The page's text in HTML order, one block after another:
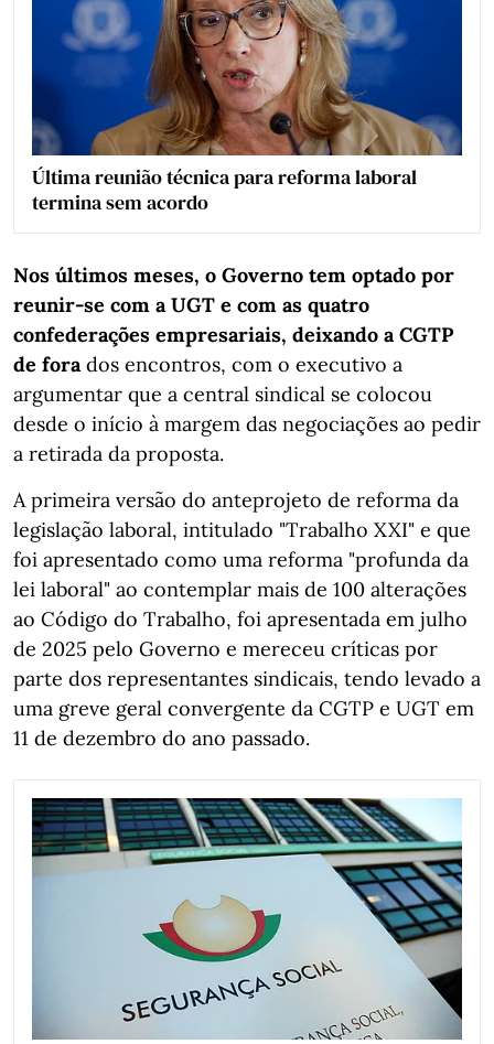
Última reunião técnica para reforma laboral
termina sem acordo
Nos últimos meses, o Governo tem optado por
reunir-se com a UGT e com as quatro
confederações empresariais, deixando a CGTP
de forados encontros, com o executivo a
argumentar que a central sindical se colocou
desde o início à margem das negociações ao pedir
a retirada da proposta.
A primeira versão do anteprojeto de reforma da
legislação laboral, intitulado "Trabalho XXI" e que
foi apresentado como uma reforma "profunda da
lei laboral" ao contemplar mais de 100 alterações
ao Código do Trabalho, foi apresentada em julho
de 2025 pelo Governo e mereceu críticas por
parte dos representantes sindicais, tendo levado a
uma greve geral convergente da CGTP e UGT em
11 de dezembro do ano passado.